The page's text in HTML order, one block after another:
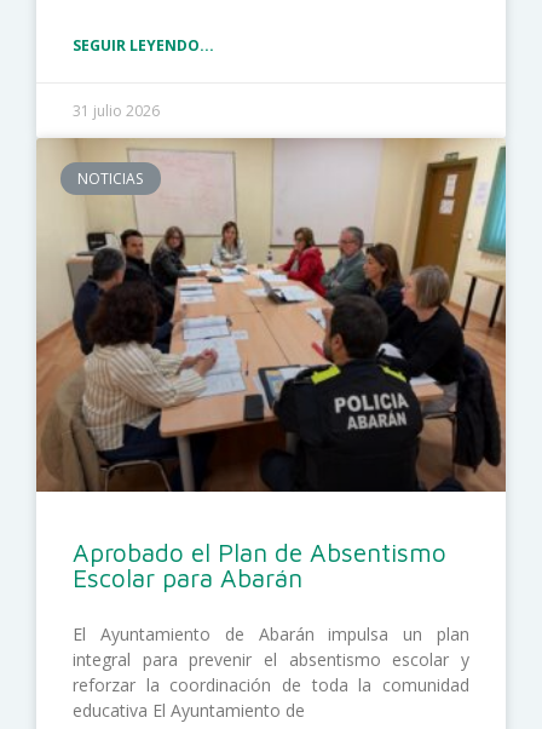
SEGUIR LEYENDO...
31 julio 2026
NOTICIAS
Aprobado el Plan de Absentismo
Escolar para Abarán
El Ayuntamiento de Abarán impulsa un plan
integral para prevenir el absentismo escolar y
reforzar la coordinación de toda la comunidad
educativa El Ayuntamiento de